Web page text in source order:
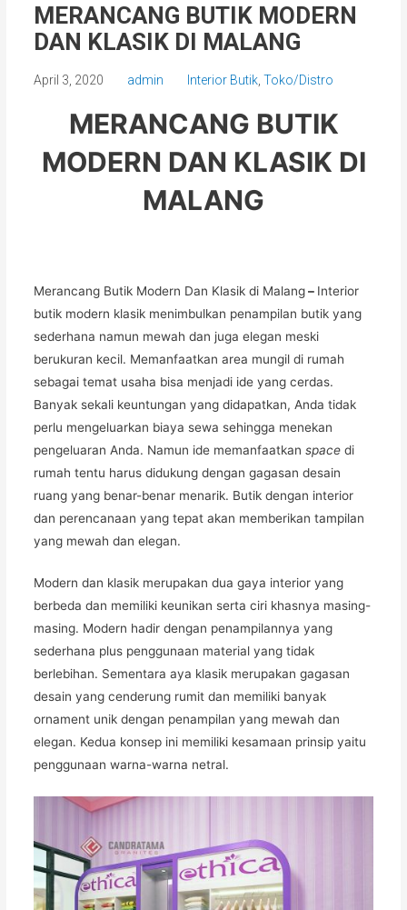
MERANCANG BUTIK MODERN
DAN KLASIK DI MALANG
April 3, 2020 admin Interior Butik ,Toko/Distro
MERANCANG BUTIK
MODERN DAN KLASIK DI
MALANG
Merancang Butik Modern Dan Klasik di Malang– Interior
butik modern klasik menimbulkan penampilan butik yang
sederhana namun mewah dan juga elegan meski
berukuran kecil. Memanfaatkan area mungil di rumah
sebagai temat usaha bisa menjadi ide yang cerdas.
Banyak sekali keuntungan yang didapatkan, Anda tidak
perlu mengeluarkan biaya sewa sehingga menekan
pengeluaran Anda. Namun ide memanfaatkanspace di
rumah tentu harus didukung dengan gagasan desain
ruang yang benar-benar menarik. Butik dengan interior
dan perencanaan yang tepat akan memberikan tampilan
yang mewah dan elegan.
Modern dan klasik merupakan dua gaya interior yang
berbeda dan memiliki keunikan serta ciri khasnya masing-
masing. Modern hadir dengan penampilannya yang
sederhana plus penggunaan material yang tidak
berlebihan. Sementara aya klasik merupakan gagasan
desain yang cenderung rumit dan memiliki banyak
ornament unik dengan penampilan yang mewah dan
elegan. Kedua konsep ini memiliki kesamaan prinsip yaitu
penggunaan warna-warna netral.